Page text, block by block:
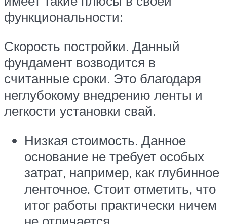
функциональности:
Скорость постройки. Данный
фундамент возводится в
считанные сроки. Это благодаря
неглубокому внедрению ленты и
легкости установки свай.
Низкая стоимость. Данное
основание не требует особых
затрат, например, как глубинное
ленточное. Стоит отметить, что
итог работы практически ничем
не отличается.